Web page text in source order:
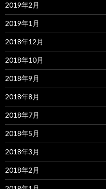
2019年2月
2019年1月
2018年12月
2018年10月
2018年9月
2018年8月
2018年7月
2018年5月
2018年3月
2018年2月